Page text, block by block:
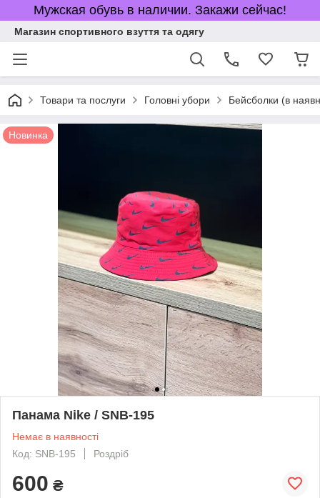
Мужская обувь в наличии. Закажи сейчас!
Магазин спортивного взуття та одягу
Товари та послуги Головні убори Бейсболки (в
Новинка
Панама Nike / SNB-195
Немає в наявності
Код: SNB-195
Роздріб
600 ₴